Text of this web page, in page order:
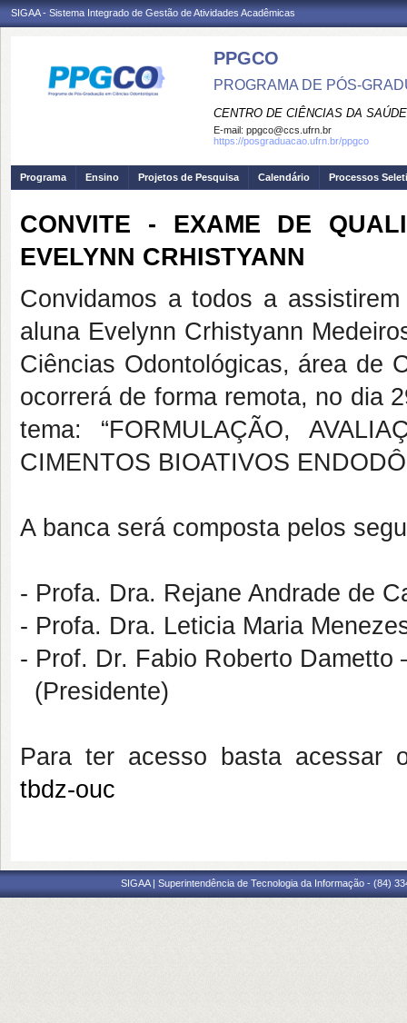
SIGAA - Sistema Integrado de Gestão de Atividades Acadêmicas
PPGCO
PROGRAMA DE PÓS-
CENTRO DE CIÊNCIAS DA SAÚDE
E-mail: ppgco@ccs.ufrn.br
https://posgraduacao.ufrn.br/ppgco
Programa Ensino Projetos de Pesquisa Calendário Processos
CONVITE - EXAME DE
EVELYNN CRHISTYANN
Convidamos a todos a
aluna Evelynn Crhistyann
Ciências Odontológicas, área de
ocorrerá de forma remota, no dia
tema: “FORMULAÇÃO,
CIMENTOS BIOATIVOS
A banca será composta pelos
- Profa. Dra. Rejane Andrade de
- Profa. Dra. Leticia Maria
- Prof. Dr. Fabio Roberto Dametto
(Presidente)
Para ter acesso basta acessar
tbdz-ouc
SIGAA | Superintendência de Tecnologia da Informação - (84)